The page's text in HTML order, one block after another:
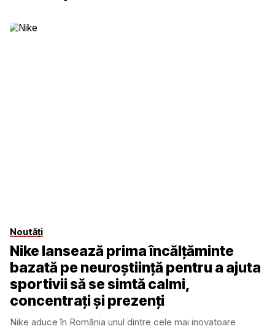
Noutăți
Nike lansează prima încălțăminte
bazată pe neuroștiință pentru a ajuta
sportivii să se simtă calmi,
concentrați și prezenți
Nike aduce în România unul dintre cele mai inovatoare